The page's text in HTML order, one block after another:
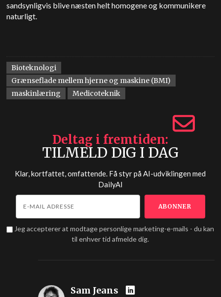
sandsynligvis blive næsten helt homogene og kommunikere
naturligt.
Bioteknologi
Grænseflade mellem hjerne og maskine (BMI)
maskinlæring
Medicoteknik
Deltag i fremtiden
TILMELD DIG I DAG
Klar, kortfattet, omfattende. Få styr på AI-udviklingen med
DailyAI
Jeg accepterer at modtage personlige marketing-e-mails - du kan
til enhver tid afmelde dig.
Sam Jeans